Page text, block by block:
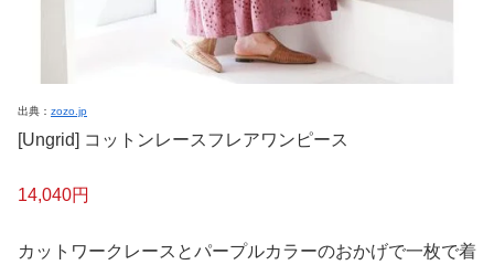
出典： zozo.jp
[Ungrid] コットンレースフレアワンピース
14,040円
カットワークレースとパープルカラーのおかげで一枚で着